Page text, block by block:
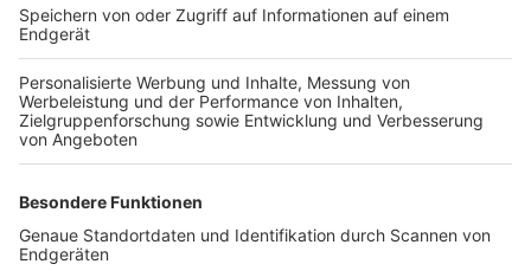
TOP-VEREINE
TOP-PARTNER